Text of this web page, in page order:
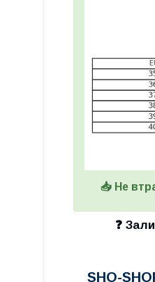
📥 Не
❓
SHO-